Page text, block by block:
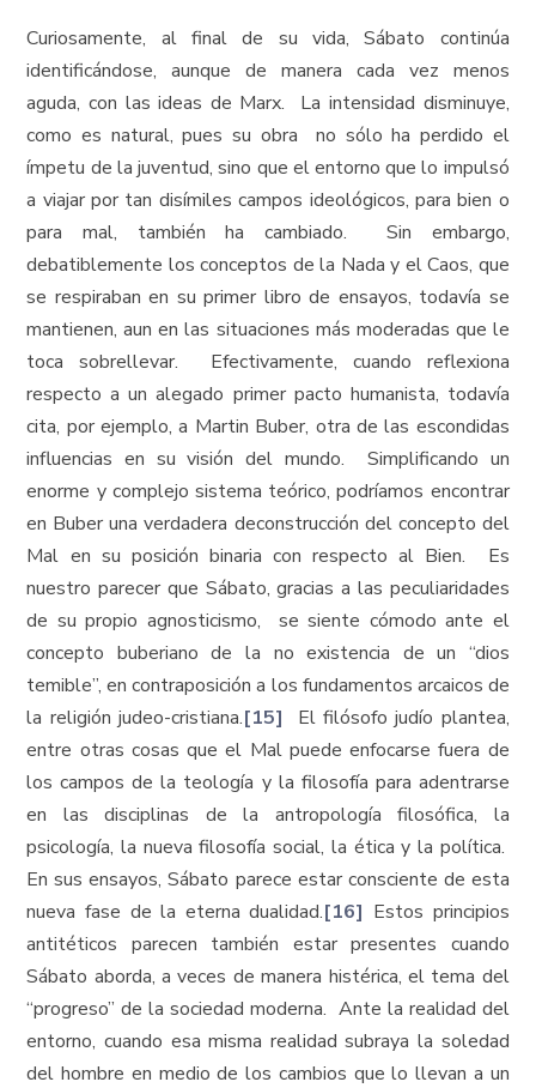
Curiosamente, al final de su vida, Sábato continúa
identificándose, aunque de manera cada vez menos
aguda, con las ideas de Marx. La intensidad disminuye,
como es natural, pues su obra no sólo ha perdido el
ímpetu de la juventud, sino que el entorno que lo impulsó
a viajar por tan disímiles campos ideológicos, para bien o
para mal, también ha cambiado. Sin embargo,
debatiblemente los conceptos de la Nada y el Caos, que
se respiraban en su primer libro de ensayos, todavía se
mantienen, aun en las situaciones más moderadas que le
toca sobrellevar. Efectivamente, cuando reflexiona
respecto a un alegado primer pacto humanista, todavía
cita, por ejemplo, a Martin Buber, otra de las escondidas
influencias en su visión del mundo. Simplificando un
enorme y complejo sistema teórico, podríamos encontrar
en Buber una verdadera deconstrucción del concepto del
Mal en su posición binaria con respecto al Bien. Es
nuestro parecer que Sábato, gracias a las peculiaridades
de su propio agnosticismo, se siente cómodo ante el
concepto buberiano de la no existencia de un “dios
temible”, en contraposición a los fundamentos arcaicos de
la religión judeo-cristiana.[15] El filósofo judío plantea,
entre otras cosas que el Mal puede enfocarse fuera de
los campos de la teología y la filosofía para adentrarse
en las disciplinas de la antropología filosófica, la
psicología, la nueva filosofía social, la ética y la política.
En sus ensayos, Sábato parece estar consciente de esta
nueva fase de la eterna dualidad.[16] Estos principios
antitéticos parecen también estar presentes cuando
Sábato aborda, a veces de manera histérica, el tema del
“progreso” de la sociedad moderna. Ante la realidad del
entorno, cuando esa misma realidad subraya la soledad
del hombre en medio de los cambios que lo llevan a un